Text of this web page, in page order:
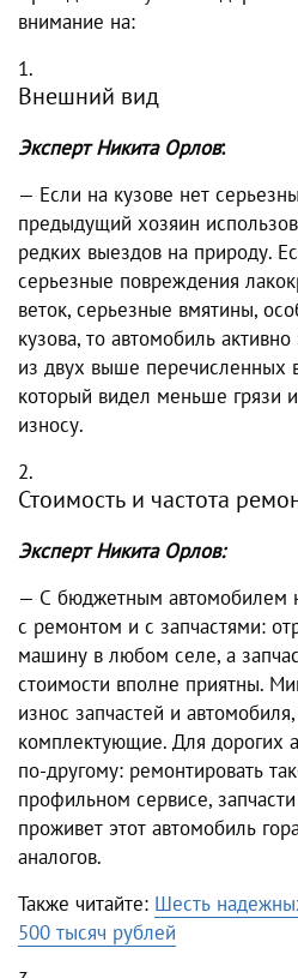
внимание на:
Внешний вид
Эксперт Никита Орлов:
— Если на кузове нет
предыдущий хозяин
редких выездов на природу.
серьезные повреждения
веток, серьезные вмятины,
кузова, то автомобиль
из двух выше перечисленных
который видел меньше грязи
износу.
Стоимость и частота
Эксперт Никита Орлов:
— С бюджетным автомобилем
с ремонтом и с запчастями:
машину в любом селе, а
стоимости вполне приятны.
износ запчастей и
комплектующие. Для дорогих
по-другому: ремонтировать
профильном сервисе,
проживет этот автомобиль
аналогов.
Также читайте: Шесть
500 тысяч рублей